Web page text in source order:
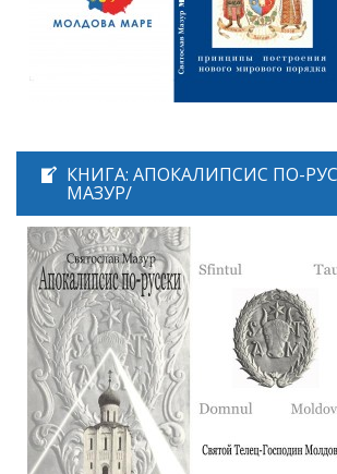
КНИГА: АПОКАЛИПСИС ПО-
МАЗУР/